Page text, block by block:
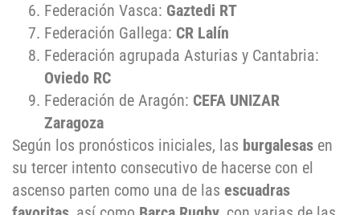
Federación Vasca: Gaztedi RT
Federación Gallega: CR Lalín
Federación agrupada Asturias y Cantabria:
Oviedo RC
Federación de Aragón: CEFA UNIZAR
Zaragoza
Según los pronósticos iniciales, las burgalesas en
su tercer intento consecutivo de hacerse con el
ascenso parten como una de las escuadras